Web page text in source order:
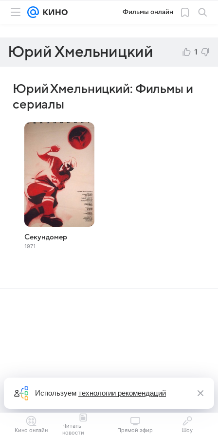
Фильмы онлайн
Юрий Хмельницкий 1
Юрий Хмельницкий: Фильмы и
сериалы
Секундомер
1971
Кино онлайн
Читать
новости
Прямой эфир Шоу
Используем технологии рекомендаций